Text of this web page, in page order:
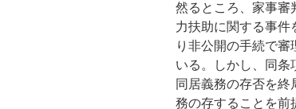
然るところ、家事審
力扶助に関する事件
り非公開の手続で
いる。しかし、同条
同居義務の存否を
務の存することを前